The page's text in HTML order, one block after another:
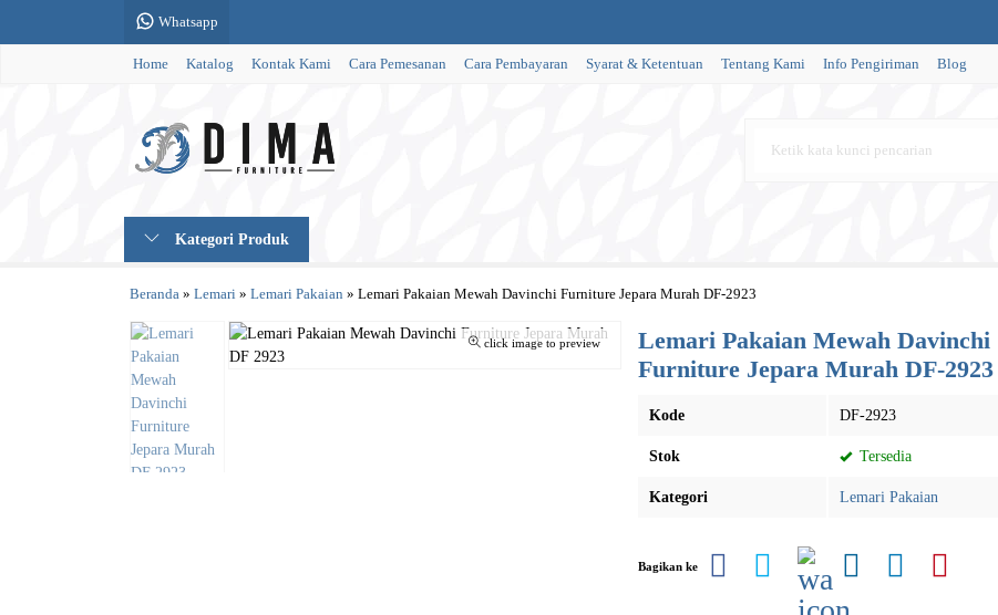
Whatsapp
Home Katalog Kontak Kami Cara Pemesanan Cara Pembayaran Syarat & Ketentuan Tentang Kami Info Pengiriman Blog
Kategori Produk
Beranda » Lemari » Lemari Pakaian » Lemari Pakaian Mewah Davinchi Furniture Jepara Murah DF-2923
click image to preview
Lemari Pakaian Mewah Davinchi
Furniture Jepara Murah DF-2923
Kode DF-2923
Stok Tersedia
Kategori Lemari Pakaian
Bagikan ke